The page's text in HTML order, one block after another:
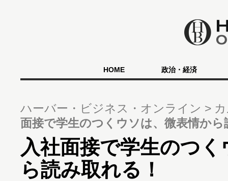
HOME 政治・経済
ハーバー・ビジネス・オンライン
面接で学生のつくウソは、微表情から
入社面接で学生のつ
ら読み取れる！